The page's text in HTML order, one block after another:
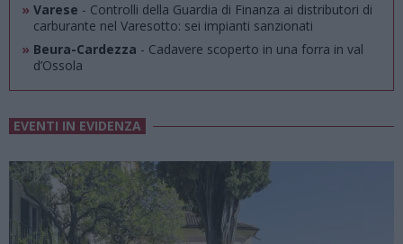
» Varese - Controlli della Guardia di Finanza ai distributori di
carburante nel Varesotto: sei impianti sanzionati
» Beura-Cardezza - Cadavere scoperto in una forra in val
d’Ossola
EVENTI IN EVIDENZA